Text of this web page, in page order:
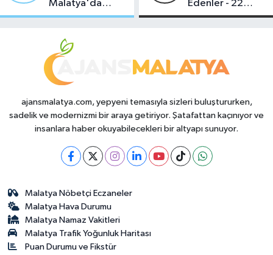
Malatya'da
Makas Ne
Edenler - 22
Temmuz 2026
ajansmalatya.com, yepyeni temasıyla sizleri buluştururken,
sadelik ve modernizmi bir araya getiriyor. Şatafattan kaçınıyor ve
insanlara haber okuyabilecekleri bir altyapı sunuyor.
Malatya Nöbetçi Eczaneler
Malatya Hava Durumu
Malatya Namaz Vakitleri
Malatya Trafik Yoğunluk Haritası
Puan Durumu ve Fikstür